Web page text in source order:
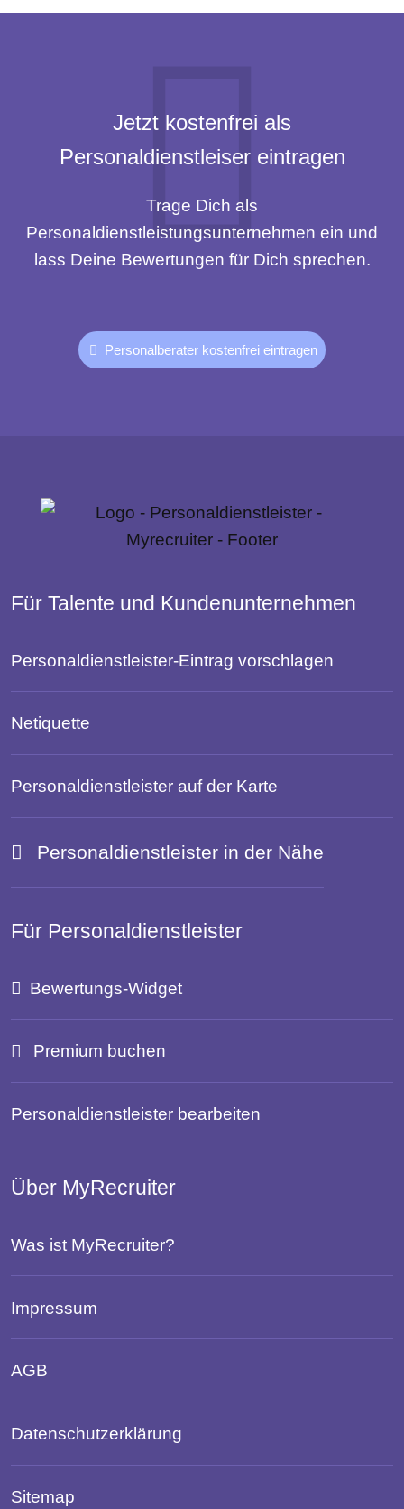
Jetzt kostenfrei als
Personaldienstleiser eintragen
Trage Dich als
Personaldienstleistungsunternehmen ein und
lass Deine Bewertungen für Dich sprechen.
Personalberater kostenfrei eintragen
Für Talente und Kundenunternehmen
Personaldienstleister-Eintrag vorschlagen
Netiquette
Personaldienstleister auf der Karte
Personaldienstleister in der Nähe
Für Personaldienstleister
Bewertungs-Widget
Premium buchen
Personaldienstleister bearbeiten
Über MyRecruiter
Was ist MyRecruiter?
Impressum
AGB
Datenschutzerklärung
Sitemap